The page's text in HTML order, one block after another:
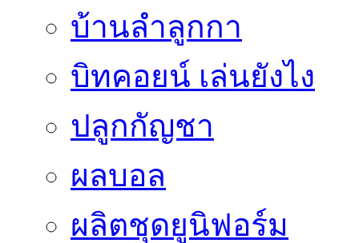
บ้านลำลูกกา
บิทคอยน์ เล่นยังไง
ปลูกกัญชา
ผลบอล
ผลิตชุดยูนิฟอร์ม